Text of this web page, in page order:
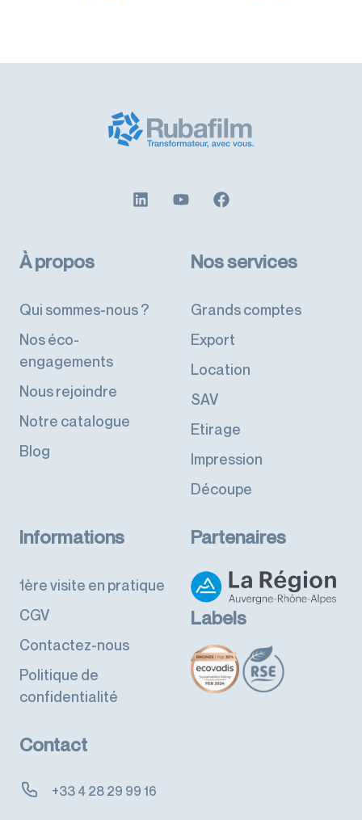
À propos
Qui sommes-nous ?
Nos éco-
engagements
Nous rejoindre
Notre catalogue
Blog
Nos services
Grands comptes
Export
Location
SAV
Etirage
Impression
Découpe
Informations
1ère visite en pratique
CGV
Contactez-nous
Politique de
confidentialité
Partenaires
Labels
Contact
+33 4 28 29 99 16